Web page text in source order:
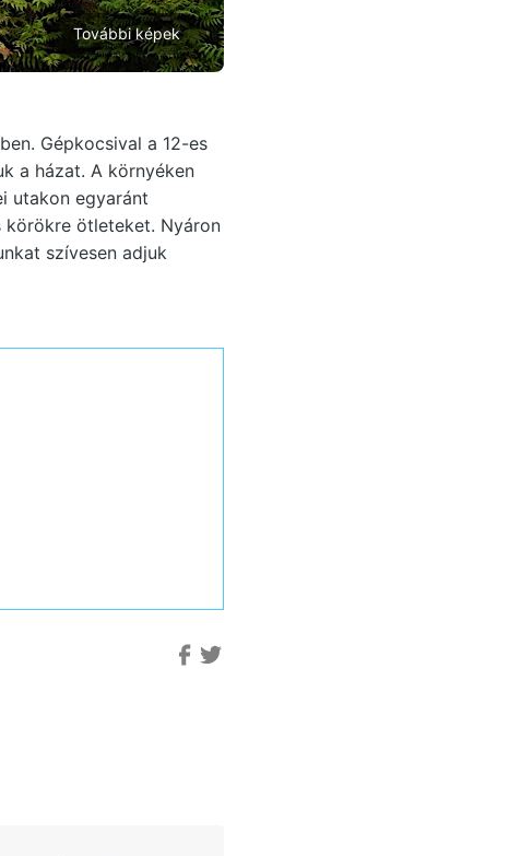
További képek
Gépkocsival a 12-es
a házat. A környéken
utakon egyaránt
körökre ötleteket. Nyáron
szívesen adjuk